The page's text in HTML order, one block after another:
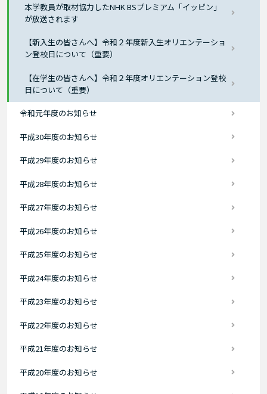
本学教員が取材協力したNHK BSプレミアム「イッピン」
が放送されます
【新入生の皆さんへ】令和２年度新入生オリエンテーショ
ン登校日について（重要）
【在学生の皆さんへ】令和２年度オリエンテーション登校
日について（重要）
令和元年度のお知らせ
平成30年度のお知らせ
平成29年度のお知らせ
平成28年度のお知らせ
平成27年度のお知らせ
平成26年度のお知らせ
平成25年度のお知らせ
平成24年度のお知らせ
平成23年度のお知らせ
平成22年度のお知らせ
平成21年度のお知らせ
平成20年度のお知らせ